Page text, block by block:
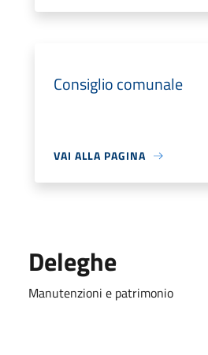
Consiglio comunale
VAI ALLA PAGINA
Deleghe
Manutenzioni e patrimonio